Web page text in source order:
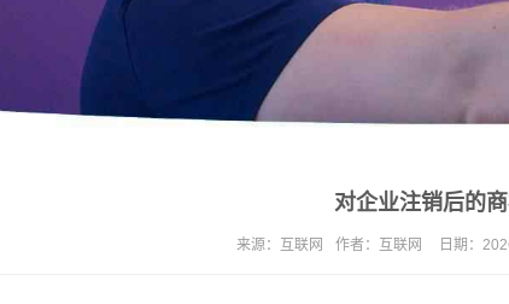
对企业注销后的
来源： 互联网 作者： 互联网 日期：